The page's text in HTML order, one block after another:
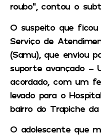
roubo”, contou o
O suspeito que ficou
Serviço de
(Samu), que enviou
suporte avançado –
acordado, com um
levado para o
bairro do Trapiche da
O adolescente que